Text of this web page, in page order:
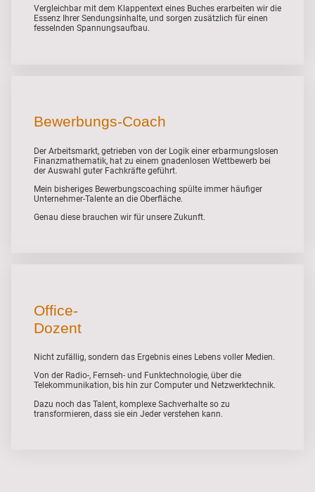
Vergleichbar mit dem Klappentext eines Buches erarbeiten wir die
Essenz Ihrer Sendungsinhalte, und sorgen zusätzlich für einen
fesselnden Spannungsaufbau.
Bewerbungs-Coach
Der Arbeitsmarkt, getrieben von der Logik einer erbarmungslosen
Finanzmathematik, hat zu einem gnadenlosen Wettbewerb bei
der Auswahl guter Fachkräfte geführt.
Mein bisheriges Bewerbungscoaching spülte immer häufiger
Unternehmer-Talente an die Oberfläche.
Genau diese brauchen wir für unsere Zukunft.
Office-
Dozent
Nicht zufällig, sondern das Ergebnis eines Lebens voller Medien.
Von der Radio-, Fernseh- und Funktechnologie, über die
Telekommunikation, bis hin zur Computer und Netzwerktechnik.
Dazu noch das Talent, komplexe Sachverhalte so zu
transformieren, dass sie ein Jeder verstehen kann.